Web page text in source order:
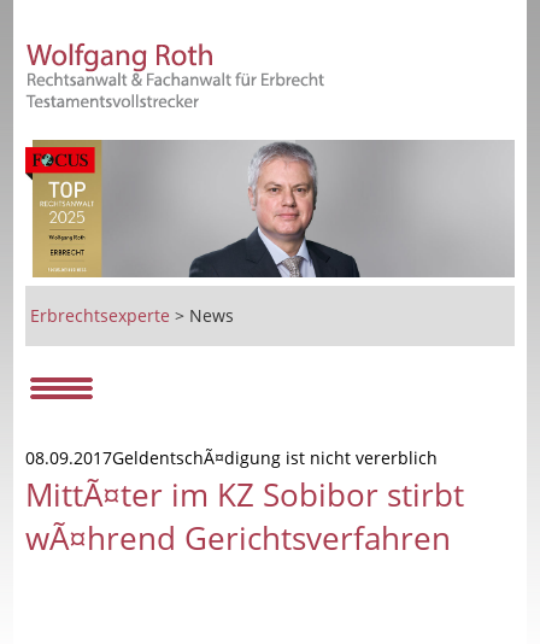
Erbrechtsexperte > News
08.09.2017GeldentschÃ¤digung ist nicht vererblich
MittÃ¤ter im KZ Sobibor stirbt
wÃ¤hrend Gerichtsverfahren